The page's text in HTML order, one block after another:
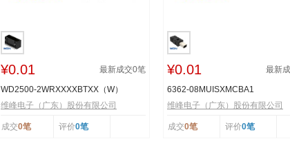
¥0.01 最新成交0笔
WD2500-2WRXXXXBTXX（W）
维峰电子（广东）股份有限公司
成交0笔 评价0笔
¥0.01 最新
6362-08MUISXMCBA1
维峰电子（广东）股份有限公司
成交0笔 评价0笔